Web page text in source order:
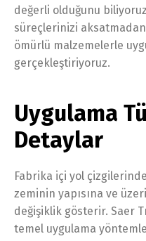
değerli olduğunu
süreçlerinizi
ömürlü malzemelerle
gerçekleştiriyoruz.
Uygulama
Detaylar
Fabrika içi yol
zeminin yapısına ve
değişiklik gösterir. Saer
temel uygulama